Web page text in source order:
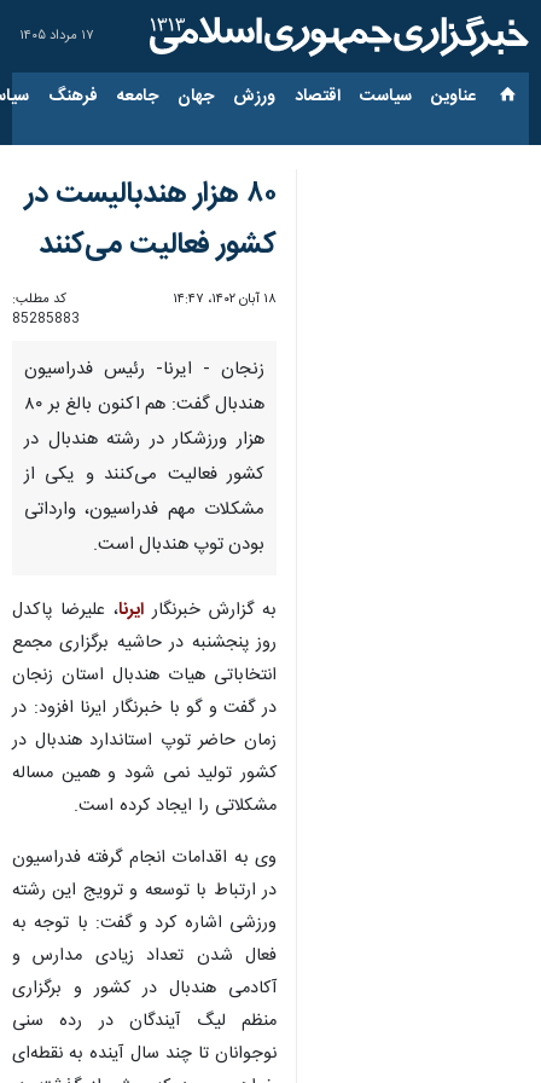
۱۷ مرداد ۱۴۰۵
عناوین‌ سیاست اقتصاد ورزش جهان جامعه فرهنگ
۸۰ هزار هندبالیست در
کشور فعالیت می‌کنند
۱۸ آبان ۱۴۰۲، ۱۴:۴۷
کد مطلب:
85285883
زنجان - ایرنا- رئیس فدراسیون
هندبال گفت: هم اکنون بالغ بر ۸۰
هزار ورزشکار در رشته هندبال در
کشور فعالیت می‌کنند و یکی از
مشکلات مهم فدراسیون، وارداتی
بودن توپ هندبال است.
به گزارش خبرنگار ایرنا، علیرضا پاکدل
روز پنجشنبه در حاشیه برگزاری مجمع
انتخاباتی هیات هندبال استان زنجان
در گفت و گو با خبرنگار ایرنا افزود: در
زمان حاضر توپ استاندارد هندبال در
کشور تولید نمی شود و همین مساله
مشکلاتی را ایجاد کرده است.
وی به اقدامات انجام گرفته فدراسیون
در ارتباط با توسعه و ترویج این رشته
ورزشی اشاره کرد و گفت: با توجه به
فعال شدن تعداد زیادی مدارس و
آکادمی هندبال در کشور و برگزاری
منظم لیگ آیندگان در رده سنی
نوجوانان تا چند سال آینده به نقطه‌ای